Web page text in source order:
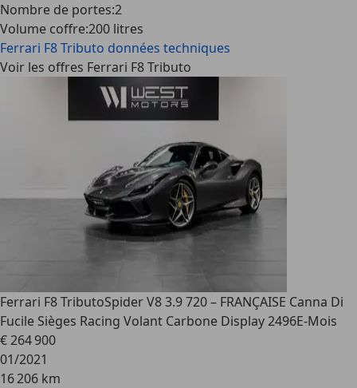
Nombre de portes:2
Volume coffre:200 litres
Ferrari F8 Tributo données techniques
Voir les offres Ferrari F8 Tributo
Ferrari F8 TributoSpider V8 3.9 720 – FRANÇAISE Canna Di
Fucile Sièges Racing Volant Carbone Display 2496E-Mois
€ 264 900
01/2021
16 206 km